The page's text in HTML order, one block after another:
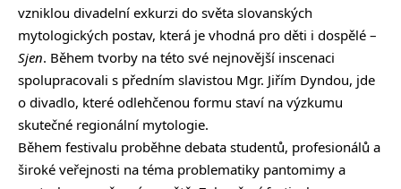
vzniklou divadelní exkurzi do světa slovanských
mytologických postav, která je vhodná pro děti i dospělé –
Sjen. Během tvorby na této své nejnovější inscenaci
spolupracovali s předním slavistou Mgr. Jiřím Dyndou, jde
o divadlo, které odlehčenou formu staví na výzkumu
skutečné regionální mytologie.
Během festivalu proběhne debata studentů, profesionálů a
široké veřejnosti na téma problematiky pantomimy a